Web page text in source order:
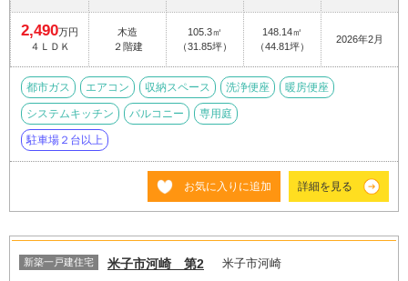
2,490万円
４ＬＤＫ
木造
２階建
105.3㎡
（31.85坪）
148.14㎡
（44.81坪）
2026年2月
都市ガス エアコン 収納スペース 洗浄便座 暖房便座
システムキッチン バルコニー 専用庭
駐車場２台以上
お気に入りに追加 詳細を見る
新築一戸建住宅 米子市河崎 第2 米子市河崎